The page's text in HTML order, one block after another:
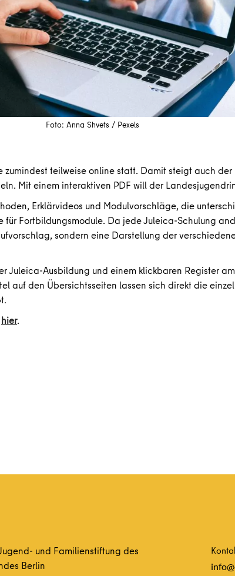
Foto: Anna Shvets / Pexels
teilweise online statt. Damit steigt auch
Mit einem interaktiven PDF will der
Erklärvideos und Modulvorschläge, die
Fortbildungsmodule. Da jede Juleica-Schulung
sondern eine Darstellung der
Juleica-Ausbildung und einem klickbaren Register
auf den Übersichtsseiten lassen sich direkt die
hier.
und Familienstiftung des
Berlin